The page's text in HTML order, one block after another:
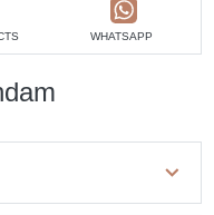
WHATSAPP